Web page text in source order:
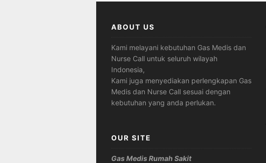
ABOUT US
Kami melayani kebutuhan Gas Medis dan
Nurse Call untuk seluruh wilayah
Indonesia,
Kami juga menyediakan perlengkapan Gas
Medis dan Nurse Call sesuai dengan
kebutuhan yang anda perlukan.
OUR SITE
Gas Medis Rumah Sakit